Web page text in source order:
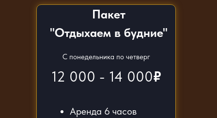
Пакет
"Отдыхаем в будние"
12 000 - 14 000₽
С понедельника по четверг
Аренда 6 часов